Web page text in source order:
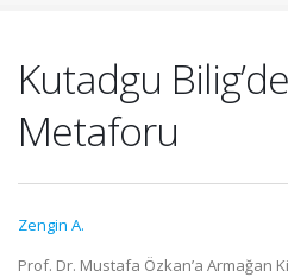
Kutadgu
Metaforu
Zengin A.
Prof. Dr. Mustafa Özkan’a Armağan